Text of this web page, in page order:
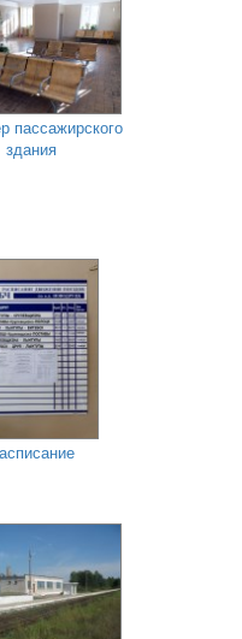
пассажирского
здания